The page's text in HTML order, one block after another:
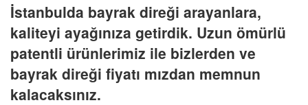
İstanbulda bayrak direği arayanlara,
kaliteyi ayağınıza getirdik. Uzun ömürlü
patentli ürünlerimiz ile bizlerden ve
bayrak direği fiyatı mızdan memnun
kalacaksınız.